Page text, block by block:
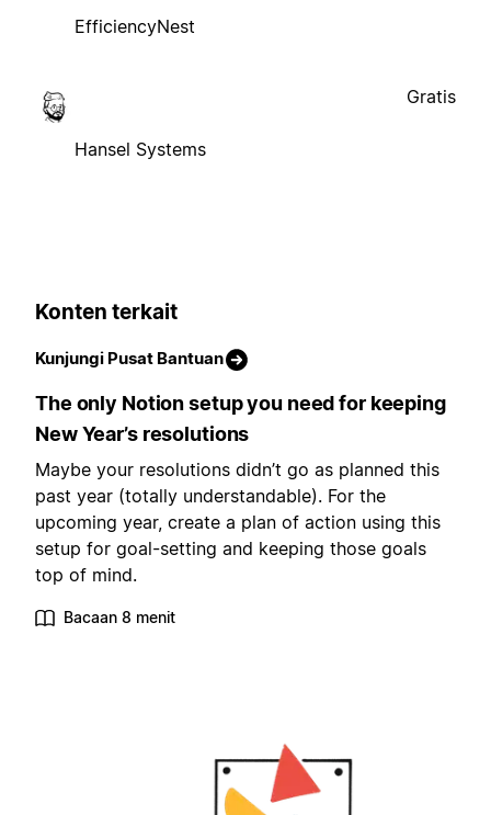
EfficiencyNest
Hansel Systems
Gratis
Konten terkait
Kunjungi Pusat Bantuan
The only Notion setup you need for keeping
New Year’s resolutions
Maybe your resolutions didn’t go as planned this
past year (totally understandable). For the
upcoming year, create a plan of action using this
setup for goal-setting and keeping those goals
top of mind.
Bacaan 8 menit